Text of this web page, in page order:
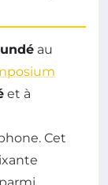
au
et à
Cet